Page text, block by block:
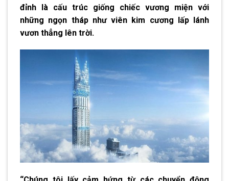
đỉnh là cấu trúc giống chiếc vương miện với
những ngọn tháp như viên kim cương lấp lánh
vươn thẳng lên trời.